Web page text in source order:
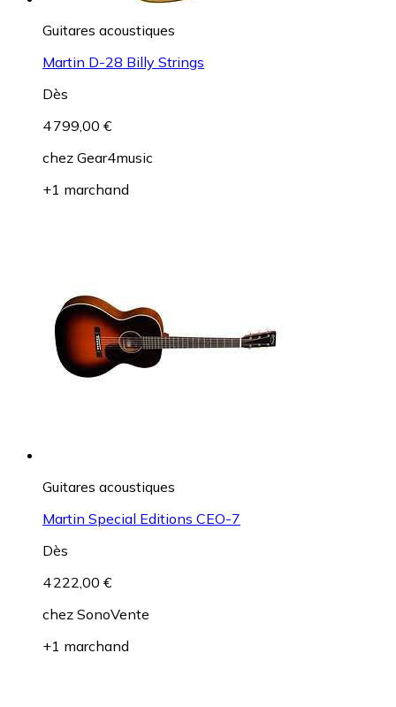
Guitares acoustiques
Martin D-28 Billy Strings
Dès
4 799,00 €
chez Gear4music
+1 marchand
Guitares acoustiques
Martin Special Editions CEO-7
Dès
4 222,00 €
chez SonoVente
+1 marchand